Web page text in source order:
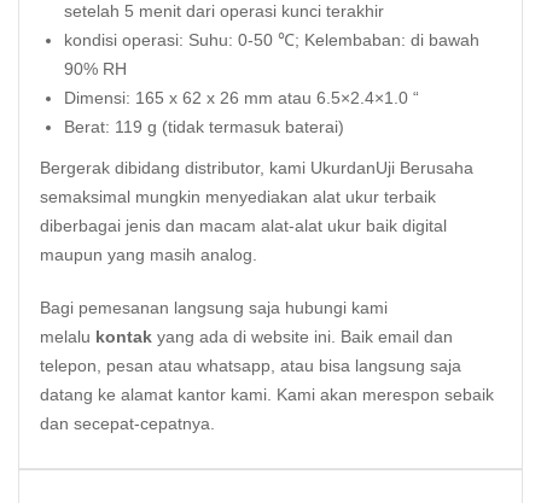
setelah 5 menit dari operasi kunci terakhir
kondisi operasi: Suhu: 0-50 ℃; Kelembaban: di bawah
90% RH
Dimensi: 165 x 62 x 26 mm atau 6.5×2.4×1.0 “
Berat: 119 g (tidak termasuk baterai)
Bergerak dibidang distributor, kami UkurdanUji Berusaha
semaksimal mungkin menyediakan alat ukur terbaik
diberbagai jenis dan macam alat-alat ukur baik digital
maupun yang masih analog.
Bagi pemesanan langsung saja hubungi kami
melalu kontak yang ada di website ini. Baik email dan
telepon, pesan atau whatsapp, atau bisa langsung saja
datang ke alamat kantor kami. Kami akan merespon sebaik
dan secepat-cepatnya.